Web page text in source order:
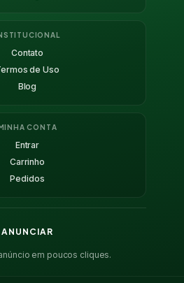
Contato
de Uso
Blog
CONTA
Entrar
Carrinho
Pedidos
ANUNCIAR
em poucos cliques.